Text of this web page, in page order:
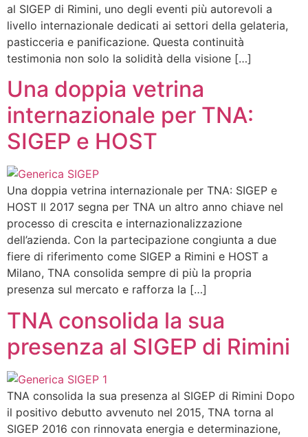
al SIGEP di Rimini, uno degli eventi più autorevoli a
livello internazionale dedicati ai settori della gelateria,
pasticceria e panificazione. Questa continuità
testimonia non solo la solidità della visione […]
Una doppia vetrina
internazionale per TNA:
SIGEP e HOST
Una doppia vetrina internazionale per TNA: SIGEP e
HOST Il 2017 segna per TNA un altro anno chiave nel
processo di crescita e internazionalizzazione
dell’azienda. Con la partecipazione congiunta a due
fiere di riferimento come SIGEP a Rimini e HOST a
Milano, TNA consolida sempre di più la propria
presenza sul mercato e rafforza la […]
TNA consolida la sua
presenza al SIGEP di Rimini
TNA consolida la sua presenza al SIGEP di Rimini Dopo
il positivo debutto avvenuto nel 2015, TNA torna al
SIGEP 2016 con rinnovata energia e determinazione,